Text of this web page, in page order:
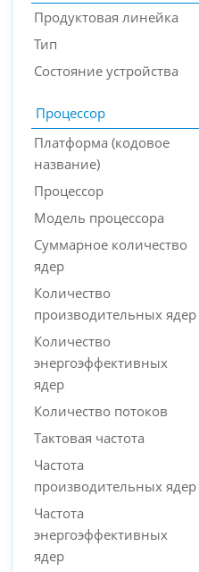
Продуктовая линейка
Тип
Состояние устройства
Процессор
Платформа (кодовое
название)
Процессор
Модель процессора
Суммарное количество
ядер
Количество
производительных ядер
Количество
энергоэффективных
ядер
Количество потоков
Тактовая частота
Частота
производительных ядер
Частота
энергоэффективных
ядер